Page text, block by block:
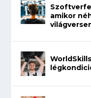
amikor